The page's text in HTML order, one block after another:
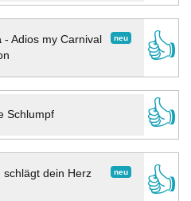
neu
- Adios my Carnival
👍
Schlumpf
👍
neu
schlägt dein Herz
👍